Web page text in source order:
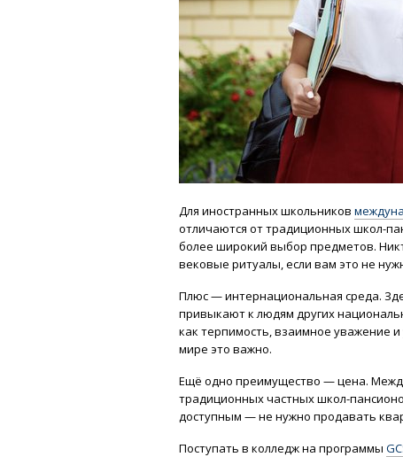
Для иностранных школьников
отличаются от традиционных школ-
более широкий выбор предметов.
вековые ритуалы, если вам это не
Плюс — интернациональная среда.
привыкают к людям других
как терпимость, взаимное уважение и
мире это важно.
Ещё одно преимущество — цена.
традиционных частных школ-
доступным — не нужно продавать
Поступать в колледж на программы